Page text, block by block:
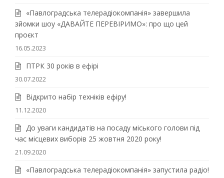
«Павлоградська телерадіокомпанія» завершила
зйомки шоу «ДАВАЙТЕ ПЕРЕВІРИМО»: про що цей
проєкт
16.05.2023
ПТРК 30 років в ефірі
30.07.2022
Відкрито набір техніків ефіру!
11.12.2020
До уваги кандидатів на посаду міського голови під
час місцевих виборів 25 жовтня 2020 року!
21.09.2020
«Павлоградська телерадіокомпанія» запустила радіо!